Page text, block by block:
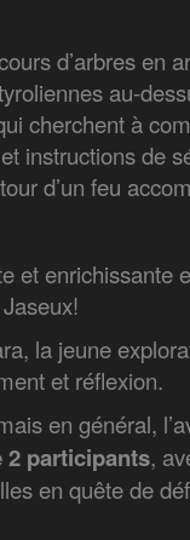
d’arbres en
au-
cherchent à
instructions de
d’un feu
et
la jeune
et réflexion.
en général,
participants,
en quête de